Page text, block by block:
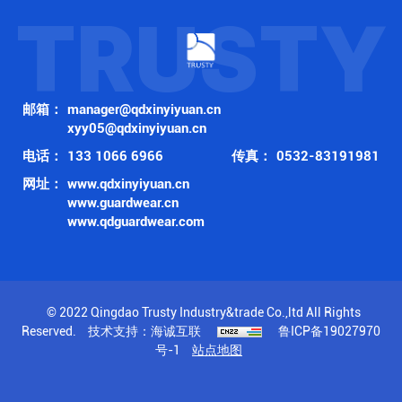
TRUSTY
邮箱：
manager@qdxinyiyuan.cn
xyy05@qdxinyiyuan.cn
电话：
133 1066 6966 传真：
0532-83191981
网址：
www.qdxinyiyuan.cn
www.guardwear.cn
www.qdguardwear.com
© 2022 Qingdao Trusty Industry&trade Co.,ltd All Rights
Reserved.
技术支持：海诚互联
鲁ICP备19027970
号-1
站点地图